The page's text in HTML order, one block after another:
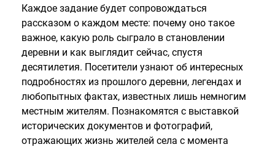
Каждое задание будет сопровождаться
рассказом о каждом месте: почему оно такое
важное, какую роль сыграло в становлении
деревни и как выглядит сейчас, спустя
десятилетия. Посетители узнают об интересных
подробностях из прошлого деревни, легендах и
любопытных фактах, известных лишь немногим
местным жителям. Познакомятся с выставкой
исторических документов и фотографий,
отражающих жизнь жителей села с момента